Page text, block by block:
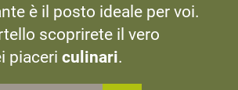
è il posto ideale per voi.
scoprirete il vero
piaceri culinari.